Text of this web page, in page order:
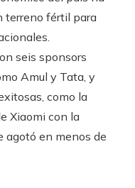
terreno fértil para
seis sponsors
Amul y Tata, y
como la
Xiaomi con la
agotó en menos de